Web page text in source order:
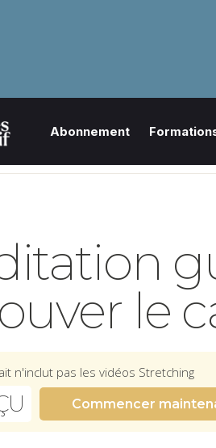
Abonnement
le
n'inclut pas les vidéos Stretching
Commencer